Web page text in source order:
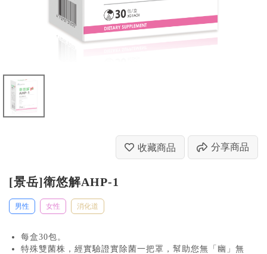
收藏商品 分享商品
[景岳]衛悠解AHP-1
男性 女性 消化道
每盒30包。
特殊雙菌株，經實驗證實除菌一把罩，幫助您無「幽」無